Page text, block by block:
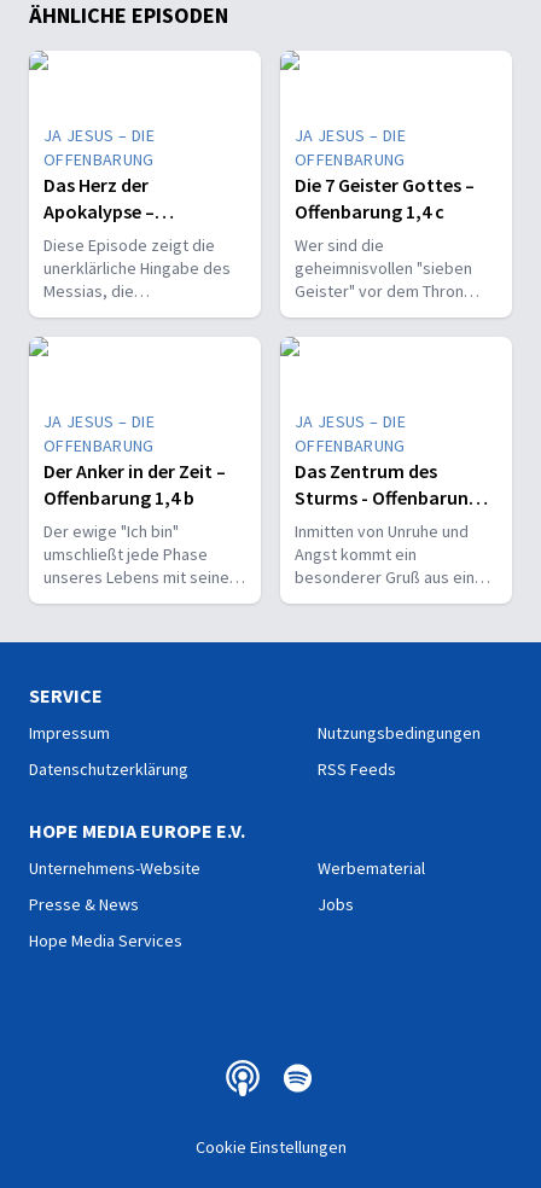
ÄHNLICHE EPISODEN
JA JESUS – DIE
OFFENBARUNG
Das Herz der
Apokalypse –
Offenbarung 1,5 b
Diese Episode zeigt die
unerklärliche Hingabe des
Messias, die
Doppeldeutigkeit seiner
Befreiung und die
theologische Tiefe seines
JA JESUS – DIE
OFFENBARUNG
Die 7 Geister Gottes –
Offenbarung 1,4 c
Wer sind die
geheimnisvollen "sieben
Geister" vor dem Thron
Gottes? Entdecken Sie die
unerschöpfliche Fülle des
Heiligen Geistes inmitten
JA JESUS – DIE
OFFENBARUNG
Der Anker in der Zeit –
Offenbarung 1,4 b
Der ewige "Ich bin"
umschließt jede Phase
unseres Lebens mit seiner
Gegenwart, seiner Treue
JA JESUS – DIE
OFFENBARUNG
Das Zentrum des
Sturms - Offenbarung
1,4 b
Inmitten von Unruhe und
Angst kommt ein
besonderer Gruß aus einer
anderen Welt.
SERVICE
Impressum
Datenschutzerklärung
Nutzungsbedingungen
RSS Feeds
HOPE MEDIA EUROPE E.V.
Unternehmens-Website
Presse & News
Hope Media Services
Werbematerial
Jobs
Cookie Einstellungen